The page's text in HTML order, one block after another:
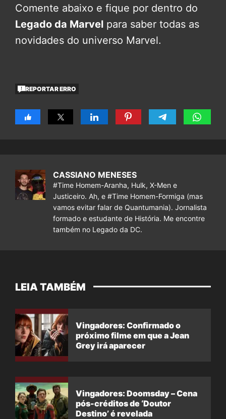
Comente abaixo e fique por dentro do
Legado da Marvel para saber todas as
novidades do universo Marvel.
REPORTAR ERRO
CASSIANO MENESES
#Time Homem-Aranha, Hulk, X-Men e
Justiceiro. Ah, e #Time Homem-Formiga (mas
vamos evitar falar de Quantumania). Jornalista
formado e estudante de História. Me encontre
também no Legado da DC.
LEIA TAMBÉM
Vingadores: Confirmado o
próximo filme em que a Jean
Grey irá aparecer
Vingadores: Doomsday – Cena
pós-créditos de ‘Doutor
Destino’ é revelada